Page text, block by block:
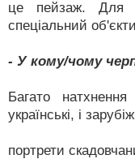
це пейзаж. Для
спеціальний
- У кому/чому
Багато
українські, і
портрети